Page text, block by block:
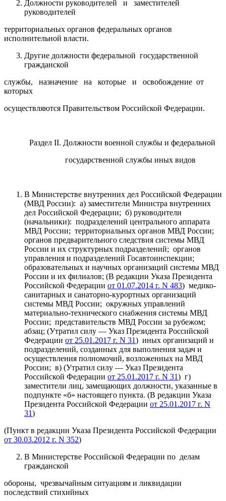
Должности руководителей и заместителей
руководителей
территориальных органов федеральных органов
исполнительной власти.
Другие должности федеральной государственной
гражданской
службы, назначение на которые и освобождение от
которых
осуществляются Правительством Российской Федерации.
Раздел II. Должности военной службы и федеральной
государственной службы иных видов
В Министерстве внутренних дел Российской Федерации
(МВД России): а) заместители Министра внутренних
дел Российской Федерации; б) руководители
(начальники): подразделений центрального аппарата
МВД России; территориальных органов МВД России;
органов предварительного следствия системы МВД
России и их структурных подразделений; органов
управления и подразделений Госавтоинспекции;
образовательных и научных организаций системы МВД
России и их филиалов; (В редакции Указа Президента
Российской Федерации от 01.07.2014 г. N 483) медико-
санитарных и санаторно-курортных организаций
системы МВД России; окружных управлений
материально-технического снабжения системы МВД
России; представительств МВД России за рубежом;
абзац; (Утратил силу — Указ Президента Российской
Федерации от 25.01.2017 г. N 31) иных организаций и
подразделений, созданных для выполнения задач и
осуществления полномочий, возложенных на МВД
России; в) (Утратил силу — Указ Президента
Российской Федерации от 25.01.2017 г. N 31) г)
заместители лиц, замещающих должности, указанные в
подпункте «б» настоящего пункта. (В редакции Указа
Президента Российской Федерации от 25.01.2017 г. N
31)
(Пункт в редакции Указа Президента Российской Федерации
от 30.03.2012 г. N 352)
В Министерстве Российской Федерации по делам
гражданской
обороны, чрезвычайным ситуациям и ликвидации
последствий стихийных